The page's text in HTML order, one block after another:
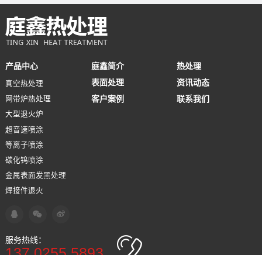
产品中心
真空热处理
网带炉热处理
大型退火炉
超音速喷涂
等离子喷涂
碳化钨喷涂
金属表面发黑处理
焊接件退火
庭鑫简介
热处理
表面处理
资讯动态
客户案例
联系我们
服务热线：